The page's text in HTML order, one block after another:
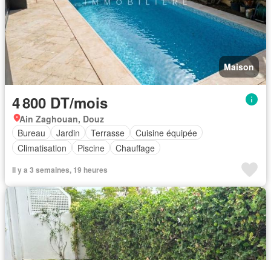
Maison
4 800 DT/mois
Ain Zaghouan, Douz
Bureau
Jardin Terrasse
Cuisine équipée
Climatisation
Piscine Chauffage
Il y a 3 semaines, 19 heures